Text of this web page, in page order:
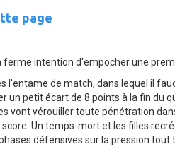
page
ferme intention d'empocher une
l'entame de match, dans lequel il
un petit écart de 8 points à la fin du
vont vérouiller toute pénétration
Un temps-mort et les filles
défensives sur la pression